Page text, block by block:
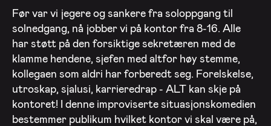
Før var vi jegere og sankere fra soloppgang til
solnedgang, nå jobber vi på kontor fra 8-16. Alle
har støtt på den forsiktige sekretæren med de
klamme hendene, sjefen med altfor høy stemme,
kollegaen som aldri har forberedt seg. Forelskelse,
utroskap, sjalusi, karrieredrap - ALT kan skje på
kontoret! I denne improviserte situasjonskomedien
bestemmer publikum hvilket kontor vi skal være på,